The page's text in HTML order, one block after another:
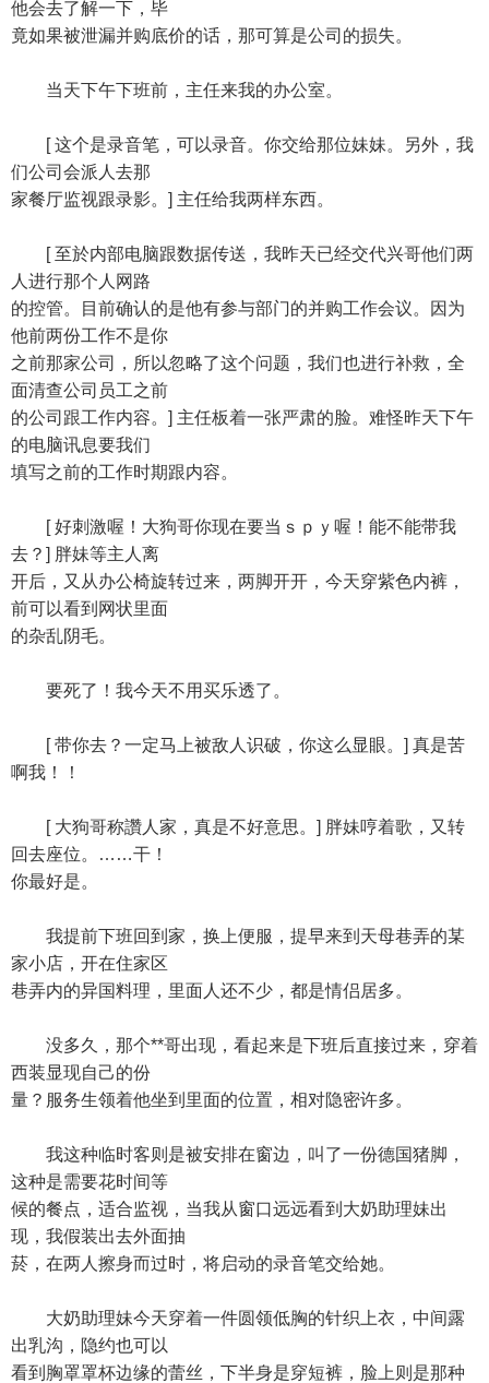
他会去了解一下，毕
竟如果被泄漏并购底价的话，那可算是公司的损失。
当天下午下班前，主任来我的办公室。
[ 这个是录音笔，可以录音。你交给那位妹妹。另外，我
们公司会派人去那
家餐厅监视跟录影。] 主任给我两样东西。
[ 至於内部电脑跟数据传送，我昨天已经交代兴哥他们两
人进行那个人网路
的控管。目前确认的是他有参与部门的并购工作会议。因为
他前两份工作不是你
之前那家公司，所以忽略了这个问题，我们也进行补救，全
面清查公司员工之前
的公司跟工作内容。] 主任板着一张严肃的脸。难怪昨天下午
的电脑讯息要我们
填写之前的工作时期跟内容。
[ 好刺激喔！大狗哥你现在要当ｓｐｙ喔！能不能带我
去？] 胖妹等主人离
开后，又从办公椅旋转过来，两脚开开，今天穿紫色内裤，
前可以看到网状里面
的杂乱阴毛。
要死了！我今天不用买乐透了。
[ 带你去？一定马上被敌人识破，你这么显眼。] 真是苦
啊我！！
[ 大狗哥称讚人家，真是不好意思。] 胖妹哼着歌，又转
回去座位。……干！
你最好是。
我提前下班回到家，换上便服，提早来到天母巷弄的某
家小店，开在住家区
巷弄内的异国料理，里面人还不少，都是情侣居多。
没多久，那个**哥出现，看起来是下班后直接过来，穿着
西装显现自己的份
量？服务生领着他坐到里面的位置，相对隐密许多。
我这种临时客则是被安排在窗边，叫了一份德国猪脚，
这种是需要花时间等
候的餐点，适合监视，当我从窗口远远看到大奶助理妹出
现，我假装出去外面抽
菸，在两人擦身而过时，将启动的录音笔交给她。
大奶助理妹今天穿着一件圆领低胸的针织上衣，中间露
出乳沟，隐约也可以
看到胸罩罩杯边缘的蕾丝，下半身是穿短裤，脸上则是那种